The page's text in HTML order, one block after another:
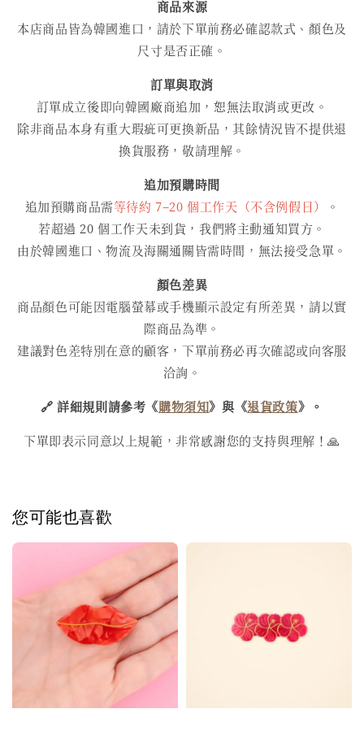
商品來源
本店商品皆為韓國進口，請於下單前務必確認款式、顏色及
尺寸是否正確。
訂單與取消
訂單成立後即向韓國廠商追加，恕無法取消或更改。
除非商品本身有重大瑕疵可更換新品，其餘情況皆不提供退
換貨服務，敬請理解。
追加預購時間
追加預購商品需等待約 7–20 個工作天（不含例假日）
。
若超過 20 個工作天未到貨，我們將主動通知買方。
由於韓國進口、物流及海關通關皆需時間，無法接受急單。
顏色差異
商品顏色可能因電腦螢幕或手機顯示設定有所差異，請以實
際商品為準。
建議對色差特別在意的顧客，下單前務必再次確認或向客服
洽詢。
🔗 詳細規則請參考《購物須知》與《退貨政策》。
下單即表示同意以上規範，非常感謝您的支持與理解！🙏
您可能也喜歡